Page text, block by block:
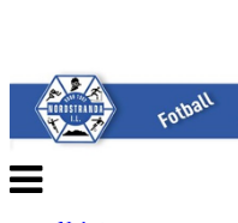
Veksle
navigasjon